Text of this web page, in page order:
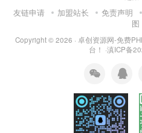
友链申请 加盟站长 免责声明
图
Copyright © 2026 · 卓创资源网-免费
台！ ·滇ICP备